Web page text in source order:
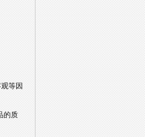
等因
的质